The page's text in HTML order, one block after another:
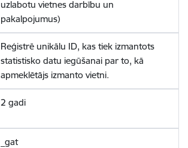
uzlabotu vietnes darbību un
pakalpojumus)
Reģistrē unikālu ID, kas tiek izmantots
statistisko datu iegūšanai par to, kā
apmeklētājs izmanto vietni.
2 gadi
_gat